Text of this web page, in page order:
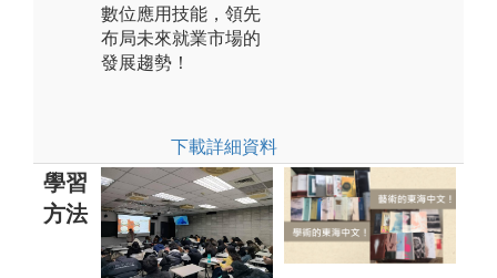
數位應用技能，領先
布局未來就業市場的
發展趨勢！
下載詳細資料
學習
方法